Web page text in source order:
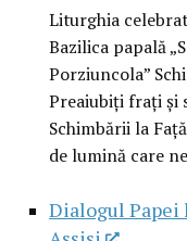
Liturghia
Bazilica papală
Porziuncola”
Preaiubiți frați și
Schimbării la
de lumină care
Dialogul